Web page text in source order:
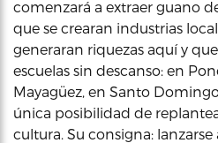
comenzará a extraer guano
que se crearan industrias
generaran riquezas aquí y
escuelas sin descanso: en
Mayagüez, en Santo
única posibilidad de
cultura. Su consigna: lanzarse